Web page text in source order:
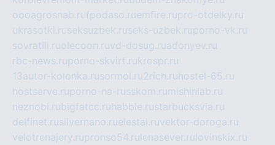
oooagrosnab.rufpodaso.ruemfire.rupro-otdelky.ru
ukrasotki.ruseksuzbek.ruseks-uzbek.ruporno-vk.ru
sovratili.ruolecoon.ruvd-dosug.ruadonyev.ru
rbc-news.ruporno-skvirt.rukrospr.ru
13autor-kolonka.rusormol.ru2rich.ru hostel-65.ru
hostserve.ruporno-na-russkom.ru mishinlab.ru
neznobi.rubigfatcc.ru habble.rustarbucksvia.ru
delfinet.rusilvernano.ruelestal.ruvektor-doroga.ru
velotrenajery.rupronso54.ru lenasever.ru lovinskix.ru